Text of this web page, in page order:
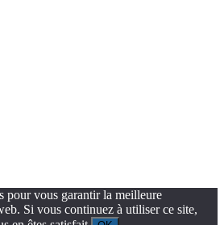
pour vous garantir la meilleure
Si vous continuez à utiliser ce site,